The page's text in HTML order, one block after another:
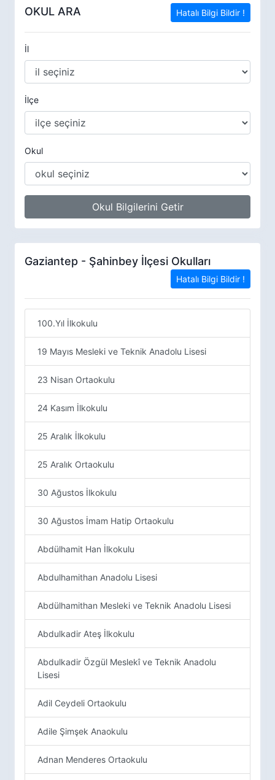
OKUL ARA Hatalı Bilgi Bildir !
İl
İlçe
Okul
Okul Bilgilerini Getir
Gaziantep - Şahinbey İlçesi Okulları
Hatalı Bilgi Bildir !
100.Yıl İlkokulu
19 Mayıs Mesleki ve Teknik Anadolu Lisesi
23 Nisan Ortaokulu
24 Kasım İlkokulu
25 Aralık İlkokulu
25 Aralık Ortaokulu
30 Ağustos İlkokulu
30 Ağustos İmam Hatip Ortaokulu
Abdülhamit Han İlkokulu
Abdulhamithan Anadolu Lisesi
Abdülhamithan Mesleki ve Teknik Anadolu Lisesi
Abdulkadir Ateş İlkokulu
Abdulkadir Özgül Meslekî ve Teknik Anadolu
Lisesi
Adil Ceydeli Ortaokulu
Adile Şimşek Anaokulu
Adnan Menderes Ortaokulu